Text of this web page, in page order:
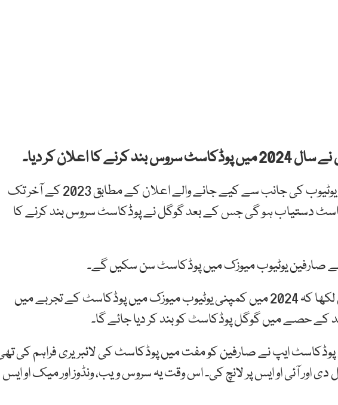
اعلان کر دیا۔
غیر ملکی خبر رساں ایجنسی کے مطابق یوٹیوب کی جانب سے کیے جانے والے اعلان کے مطابق 2023 کے آخر تک
دستیاب ہو گی جس کے بعد گوگل نے پوڈکاسٹ سروس بند کرنے کا
صارفین یوٹیوب میوزک میں پوڈکاسٹ سن سکیں گے۔
یوٹیوب نے ایک بلاگ اسپاٹ پوسٹ میں لکھا کہ 2024 میں کمپنی یوٹیوب میوزک میں پوڈکاسٹ کے تجربے میں
والی پوڈکاسٹ ایپ نے صارفین کو مفت میں پوڈکاسٹ کی لائبریری فراہم کی
شکل دی اور آئی او ایس پر لانچ کی۔ اس وقت یہ سروس ویب، ونڈوز اور میک او ایس